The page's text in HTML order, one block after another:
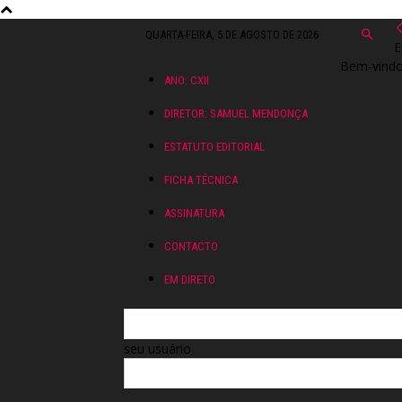
QUARTA-FEIRA, 5 DE AGOSTO DE 2026
ANO: CXII
DIRETOR: SAMUEL MENDONÇA
ESTATUTO EDITORIAL
FICHA TÉCNICA
ASSINATURA
CONTACTO
EM DIRETO
Bem-
seu usuário